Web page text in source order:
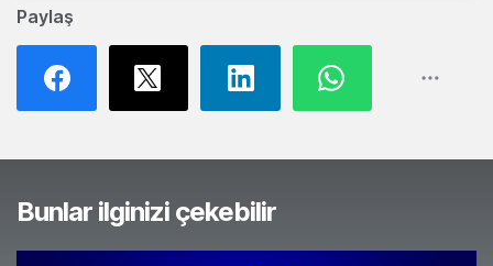
Paylaş
Bunlar ilginizi çekebilir